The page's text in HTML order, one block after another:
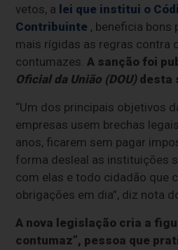
vetos, a lei que institui o
Contribuinte , beneficia bons
mais rígidas as regras contra
contumazes.A sanção foi
Oficial da União (DOU)desta
“Um dos principais objetivos
empresas usem brechas
anos, ficarem sem pagar
forma desleal as instituições
com elas e todo cidadão que
obrigações em dia”, diz nota
A nova legislação cria a
contumaz”, pessoa que